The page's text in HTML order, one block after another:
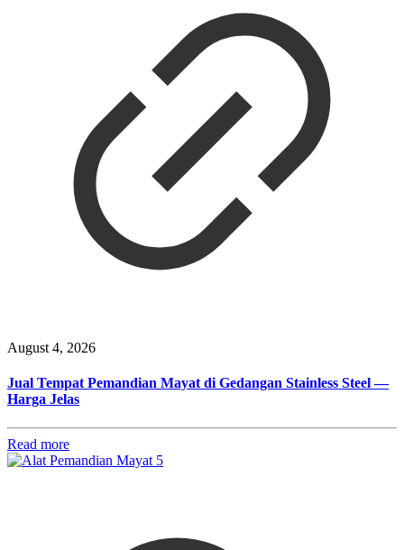
August 4, 2026
Jual Tempat Pemandian Mayat di Gedangan Stainless Steel —
Harga Jelas
Read more